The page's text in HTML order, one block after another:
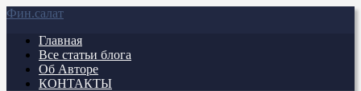
Фин.салат
Главная
Все статьи блога
Об Авторе
КОНТАКТЫ